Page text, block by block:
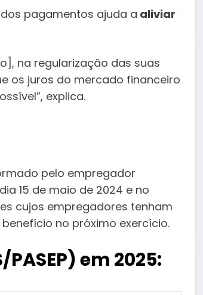
pagamentos ajuda a aliviar
na regularização das suas
os juros do mercado financeiro
explica.
pelo empregador
15 de maio de 2024 e no
cujos empregadores tenham
no próximo exercício.
em 2025: